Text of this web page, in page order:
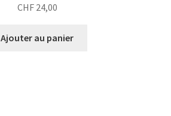
CHF24,00
Ajouter au panier